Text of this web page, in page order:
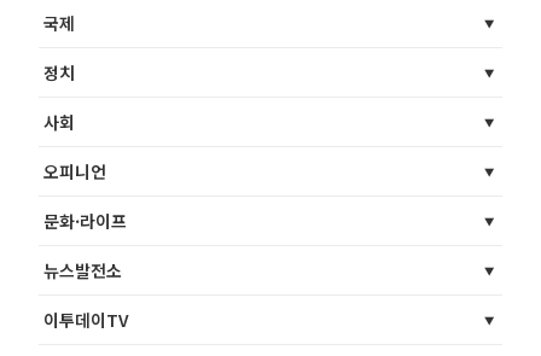
국제
정치
사회
오피니언
문화·라이프
뉴스발전소
이투데이TV